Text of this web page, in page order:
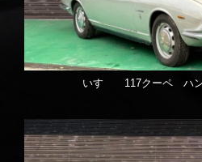
いすゞ 117クーペ ハ